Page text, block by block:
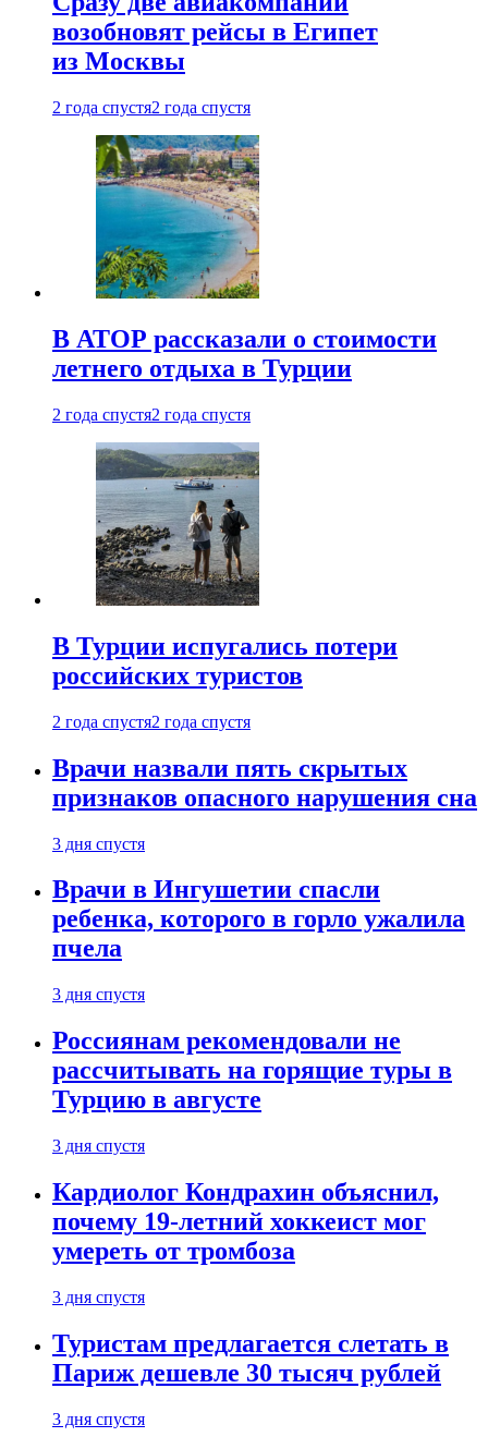
возобновят рейсы в Египет
из Москвы
2 года спустя2 года спустя
В АТОР рассказали о стоимости
летнего отдыха в Турции
2 года спустя2 года спустя
В Турции испугались потери
российских туристов
2 года спустя2 года спустя
Врачи назвали пять скрытых
признаков опасного нарушения сна
3 дня спустя
Врачи в Ингушетии спасли
ребенка, которого в горло ужалила
пчела
3 дня спустя
Россиянам рекомендовали не
рассчитывать на горящие туры в
Турцию в августе
3 дня спустя
Кардиолог Кондрахин объяснил,
почему 19-летний хоккеист мог
умереть от тромбоза
3 дня спустя
Туристам предлагается слетать в
Париж дешевле 30 тысяч рублей
3 дня спустя